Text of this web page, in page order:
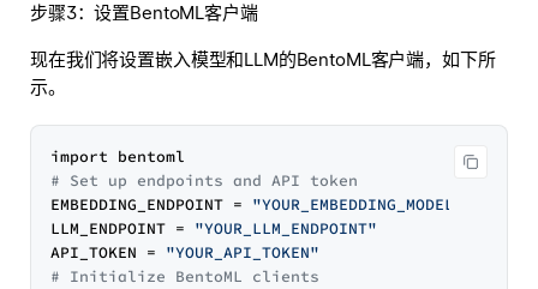
步骤3：设置BentoML客户端
现在我们将设置嵌入模型和LLM的BentoML客户端，如下所
示。
# Set up endpoints and API token
EMBEDDING_ENDPOINT =
LLM_ENDPOINT = "YOUR_LLM_ENDPOINT"
API_TOKEN = "YOUR_API_TOKEN"
# Initialize BentoML clients